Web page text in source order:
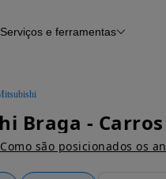
Histórico do veículo
Serviços e ferramentas
Braga - Carros
Como são posicionados os